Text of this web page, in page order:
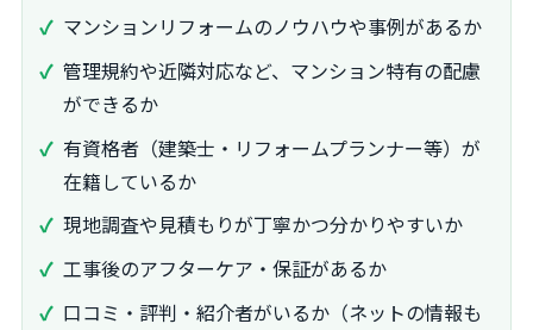
マンションリフォームのノウハウや事例があるか
管理規約や近隣対応など、マンション特有の配慮
ができるか
有資格者（建築士・リフォームプランナー等）が
在籍しているか
現地調査や見積もりが丁寧かつ分かりやすいか
工事後のアフターケア・保証があるか
口コミ・評判・紹介者がいるか（ネットの情報も